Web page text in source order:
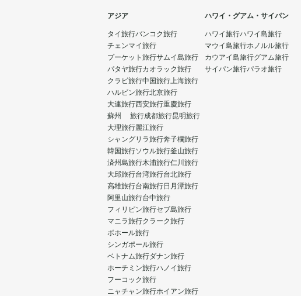
アジア
タイ旅行バンコク旅行
チェンマイ旅行
プーケット旅行サムイ島旅行
パタヤ旅行カオラック旅行
クラビ旅行中国旅行上海旅行
ハルビン旅行北京旅行
大連旅行西安旅行重慶旅行
蘇州 旅行成都旅行昆明旅行
大理旅行麗江旅行
シャングリラ旅行奔子欄旅行
韓国旅行ソウル旅行釜山旅行
済州島旅行木浦旅行仁川旅行
大邱旅行台湾旅行台北旅行
高雄旅行台南旅行日月潭旅行
阿里山旅行台中旅行
フィリピン旅行セブ島旅行
マニラ旅行クラーク旅行
ボホール旅行
シンガポール旅行
ベトナム旅行ダナン旅行
ホーチミン旅行ハノイ旅行
フーコック旅行
ニャチャン旅行ホイアン旅行
ハワイ・グアム・サイパン
ハワイ旅行ハワイ島旅行
マウイ島旅行ホノルル旅行
カウアイ島旅行グアム旅行
サイパン旅行パラオ旅行